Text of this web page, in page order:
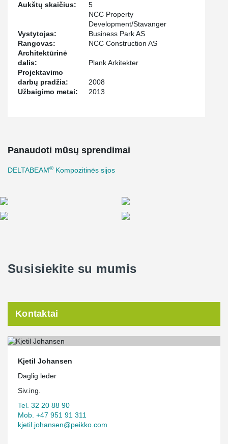
Aukštų skaičius: 5
Vystytojas:
NCC Property
Development/Stavanger
Business Park AS
Rangovas:
NCC Construction AS
Architektūrinė
dalis:
Plank Arkitekter
Projektavimo
darbų pradžia:
2008
Užbaigimo metai:
2013
Panaudoti mūsų sprendimai
DELTABEAM® Kompozitinės sijos
Susisiekite su mumis
Kontaktai
Kjetil Johansen
Daglig leder
Siv.ing.
Tel. 32 20 88 90
Mob. +47 951 91 311
kjetil.johansen@peikko.com